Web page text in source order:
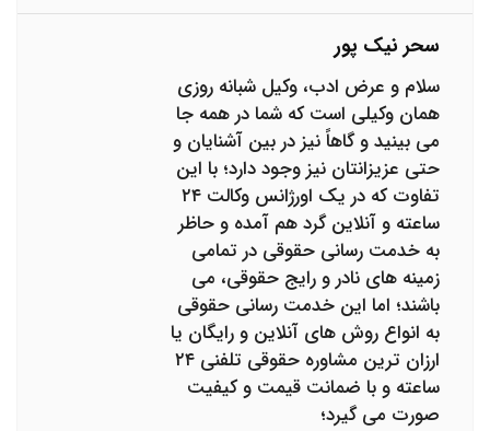
سحر نیک پور
سلام و عرض ادب، وکیل شبانه روزی
همان وکیلی است که شما در همه جا
می بینید و گاهاً نیز در بین آشنایان و
حتی عزیزانتان نیز وجود دارد؛ با این
تفاوت که در یک اورژانس وکالت ۲۴
ساعته و آنلاین گرد هم آمده و حاظر
به خدمت رسانی حقوقی در تمامی
زمینه های نادر و رایج حقوقی، می
باشند؛ اما این خدمت رسانی حقوقی
به انواع روش های آنلاین و رایگان یا
ارزان ترین مشاوره حقوقی تلفنی ۲۴
ساعته و با ضمانت قیمت و کیفیت
صورت می گیرد؛